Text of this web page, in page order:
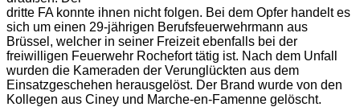
dritte FA konnte ihnen nicht folgen. Bei dem Opfer handelt es
sich um einen 29-jährigen Berufsfeuerwehrmann aus
Brüssel, welcher in seiner Freizeit ebenfalls bei der
freiwilligen Feuerwehr Rochefort tätig ist. Nach dem Unfall
wurden die Kameraden der Verunglückten aus dem
Einsatzgeschehen herausgelöst. Der Brand wurde von den
Kollegen aus Ciney und Marche-en-Famenne gelöscht.